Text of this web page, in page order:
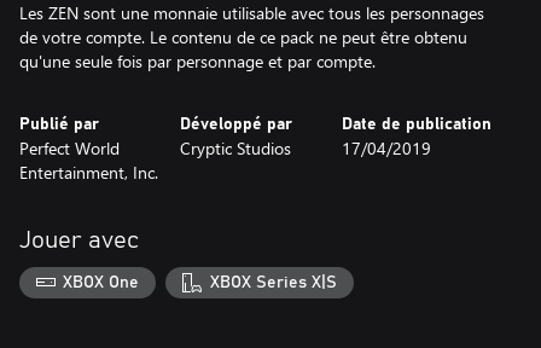
Les ZEN sont une monnaie utilisable avec tous les personnages
de votre compte. Le contenu de ce pack ne peut être obtenu
qu'une seule fois par personnage et par compte.
Publié par
Perfect World
Entertainment, Inc.
Développé par
Cryptic Studios
Date de publication
17/04/2019
Jouer avec
XBOX One XBOX Series X|S